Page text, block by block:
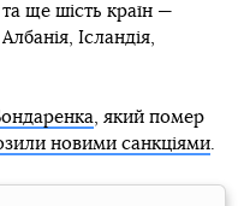
ще шість країн —
Ісландія,
, який помер
новими санкціями.